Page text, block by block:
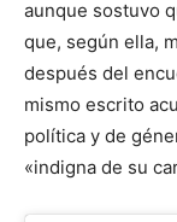
aunque sostuvo
que, según ella,
después del
mismo escrito
política y de
«indigna de su